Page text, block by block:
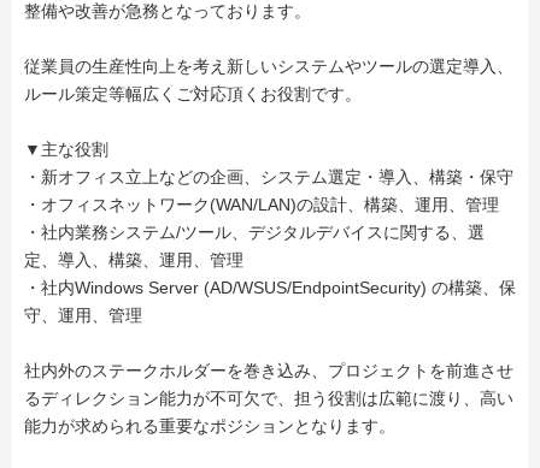
整備や改善が急務となっております。
従業員の生産性向上を考え新しいシステムやツールの選定導入、
ルール策定等幅広くご対応頂くお役割です。
▼主な役割
・新オフィス立上などの企画、システム選定・導入、構築・保守
・オフィスネットワーク(WAN/LAN)の設計、構築、運用、管理
・社内業務システム/ツール、デジタルデバイスに関する、選
定、導入、構築、運用、管理
・社内Windows Server (AD/WSUS/EndpointSecurity) の構築、保
守、運用、管理
社内外のステークホルダーを巻き込み、プロジェクトを前進させ
るディレクション能力が不可欠で、担う役割は広範に渡り、高い
能力が求められる重要なポジションとなります。